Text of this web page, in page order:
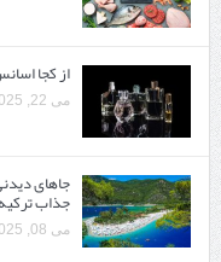
از کجا
می 22, 2025
جاهای
جذاب
می 08, 2025